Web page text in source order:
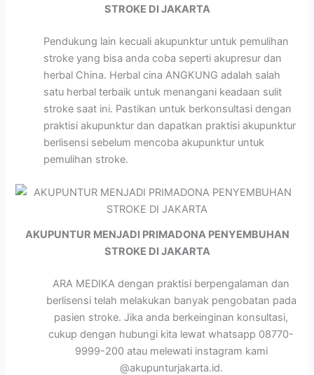
STROKE DI JAKARTA
Pendukung lain kecuali akupunktur untuk pemulihan
stroke yang bisa anda coba seperti akupresur dan
herbal China. Herbal cina ANGKUNG adalah salah
satu herbal terbaik untuk menangani keadaan sulit
stroke saat ini. Pastikan untuk berkonsultasi dengan
praktisi akupunktur dan dapatkan praktisi akupunktur
berlisensi sebelum mencoba akupunktur untuk
pemulihan stroke.
AKUPUNTUR MENJADI PRIMADONA PENYEMBUHAN
STROKE DI JAKARTA
ARA MEDIKA dengan praktisi berpengalaman dan
berlisensi telah melakukan banyak pengobatan pada
pasien stroke. Jika anda berkeinginan konsultasi,
cukup dengan hubungi kita lewat whatsapp 08770-
9999-200 atau melewati instagram kami
@akupunturjakarta.id.